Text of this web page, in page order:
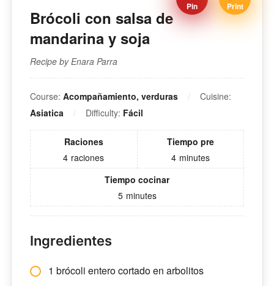
Pin Print
Brócoli con salsa de
mandarina y soja
Recipe by Enara Parra
Course: Acompañamiento, verduras
Cuisine:
Asiatica
Difficulty: Fácil
Raciones
4 raciones
Tiempo pre
4 minutes
Tiempo cocinar
5 minutes
Ingredientes
1 brócoli entero cortado en arbolitos